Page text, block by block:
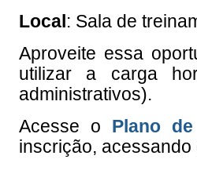
Local : Sala de
Aproveite essa
utilizar a carga
administrativos).
Acesse o Plano
inscrição, acessando